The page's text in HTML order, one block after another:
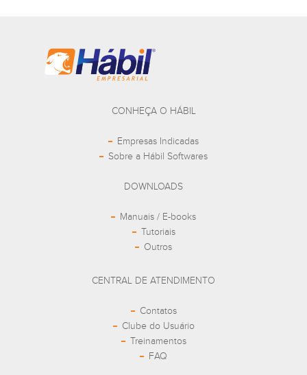
CONHEÇA O HÁBIL
Empresas Indicadas
Sobre a Hábil Softwares
DOWNLOADS
Manuais / E-books
Tutoriais
Outros
CENTRAL DE ATENDIMENTO
Contatos
Clube do Usuário
Treinamentos
FAQ